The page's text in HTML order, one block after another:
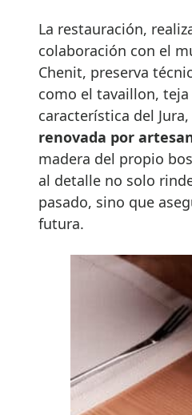
La restauración,
colaboración con el
Chenit, preserva
como el tavaillon,
característica del Jura,
renovada por
madera del propio
al detalle no solo
pasado, sino que
futura.